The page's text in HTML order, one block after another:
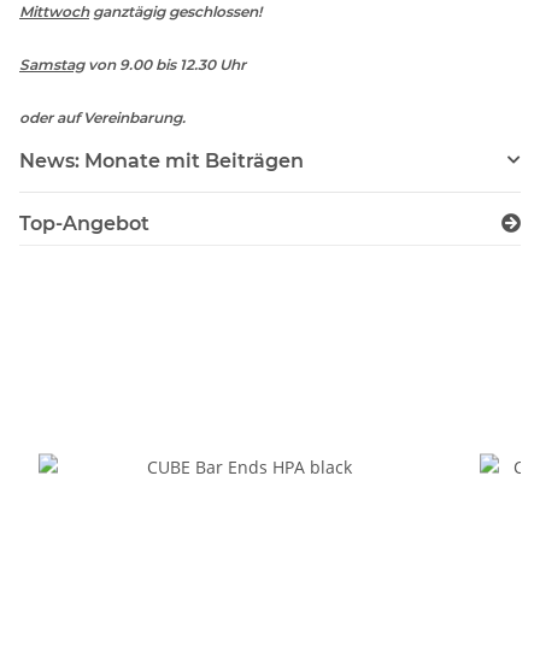
Mittwochganztägig geschlossen!
Samstagvon 9.00 bis 12.30 Uhr
oder auf Vereinbarung.
News: Monate mit Beiträgen
Top-Angebot